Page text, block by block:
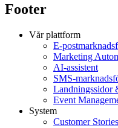
Footer
Vår plattform
E-
Marketing
AI-assistent
SMS-
Landningssidor
Event
System
Customer Stories